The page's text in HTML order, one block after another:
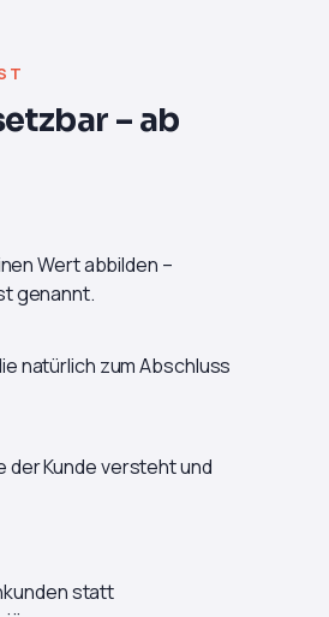
– ab
Wert abbilden –
genannt.
natürlich zum Abschluss
der Kunde versteht und
statt